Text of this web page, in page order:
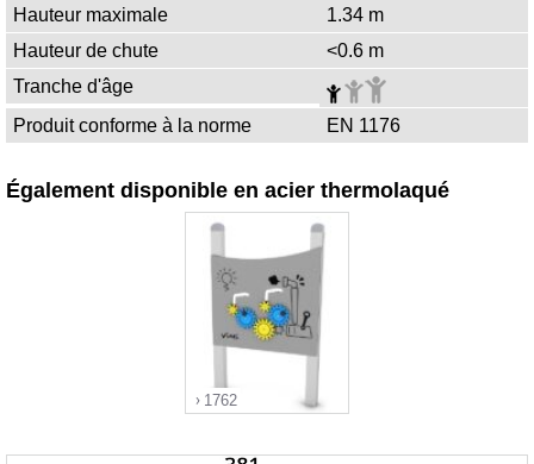
Hauteur maximale
1.34 m
Hauteur de chute
<0.6 m
Tranche d'âge
Produit conforme à la norme
EN 1176
Également disponible en acier thermolaqué
1762